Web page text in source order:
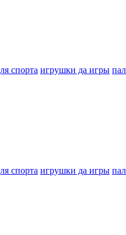
спорта игрушки да игры
спорта игрушки да игры